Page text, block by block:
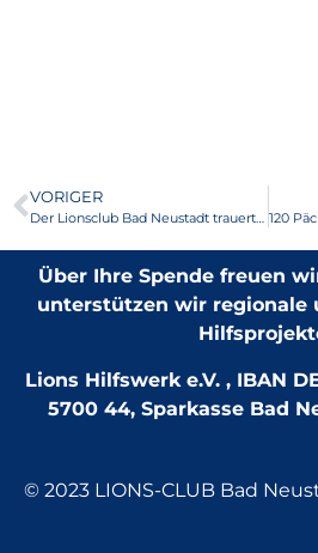
VORIGER
Der Lionsclub Bad Neustadt trauert um seinen Lionsfreund Karl Heinz Hartmann
Über Ihre Spende freuen
unterstützen wir regionale
Lions Hilfswerk e.V. , IBAN
5700 44, Sparkasse Bad
© 2023 LIONS-CLUB Bad